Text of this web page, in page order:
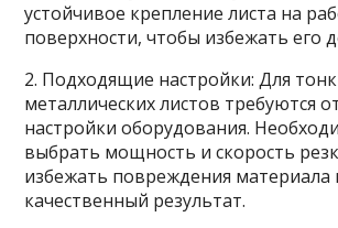
устойчивое крепление листа на
поверхности, чтобы избежать его
2. Подходящие настройки: Для
металлических листов требуются
настройки оборудования.
выбрать мощность и скорость
избежать повреждения материала
качественный результат.